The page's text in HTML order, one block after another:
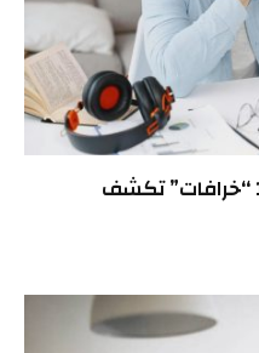
أنت لست مشتتا كما تظن.. 10 “خرافات” تكشف